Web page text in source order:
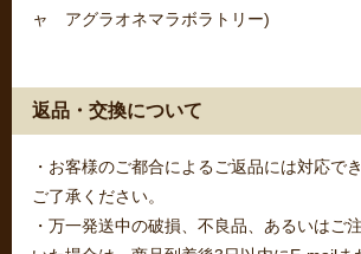
ャ アグラオネマラボラトリー)
返品・交換について
・お客様のご都合によるご返品には対応で
ご了承ください。
・万一発送中の破損、不良品、あるいはご